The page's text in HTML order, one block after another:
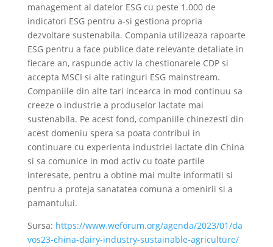
management al datelor ESG cu peste 1.000 de
indicatori ESG pentru a-si gestiona propria
dezvoltare sustenabila. Compania utilizeaza rapoarte
ESG pentru a face publice date relevante detaliate in
fiecare an, raspunde activ la chestionarele CDP si
accepta MSCI si alte ratinguri ESG mainstream.
Companiile din alte tari incearca in mod continuu sa
creeze o industrie a produselor lactate mai
sustenabila. Pe acest fond, companiile chinezesti din
acest domeniu spera sa poata contribui in
continuare cu experienta industriei lactate din China
si sa comunice in mod activ cu toate partile
interesate, pentru a obtine mai multe informatii si
pentru a proteja sanatatea comuna a omenirii si a
pamantului.
Sursa: https://www.weforum.org/agenda/2023/01/da
vos23-china-dairy-industry-sustainable-agriculture/